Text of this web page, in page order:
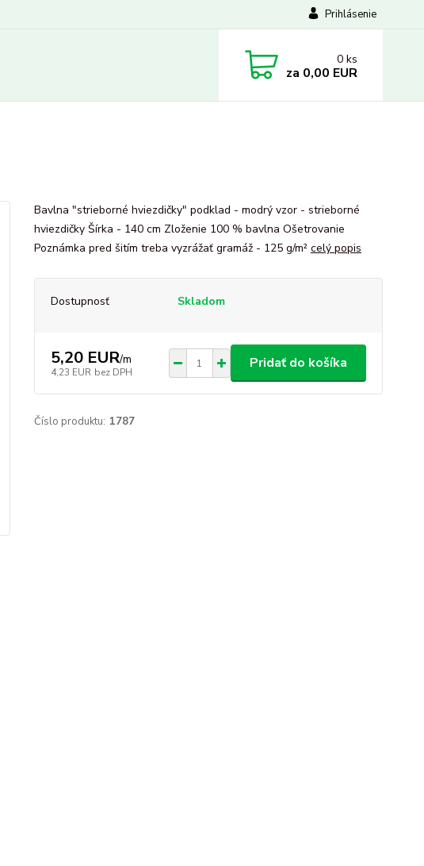
Prihlásenie
0 ks
za 0,00 EUR
Bavlna "strieborné hviezdičky" podklad - modrý vzor - strieborné
hviezdičky Šírka - 140 cm Zloženie 100 % bavlna Ošetrovanie
Poznámka pred šitím treba vyzrážať gramáž - 125 g/m² celý popis
Dostupnosť Skladom
5,20 EUR/m
4,23 EUR bez DPH
Pridať do košíka
Číslo produktu: 1787